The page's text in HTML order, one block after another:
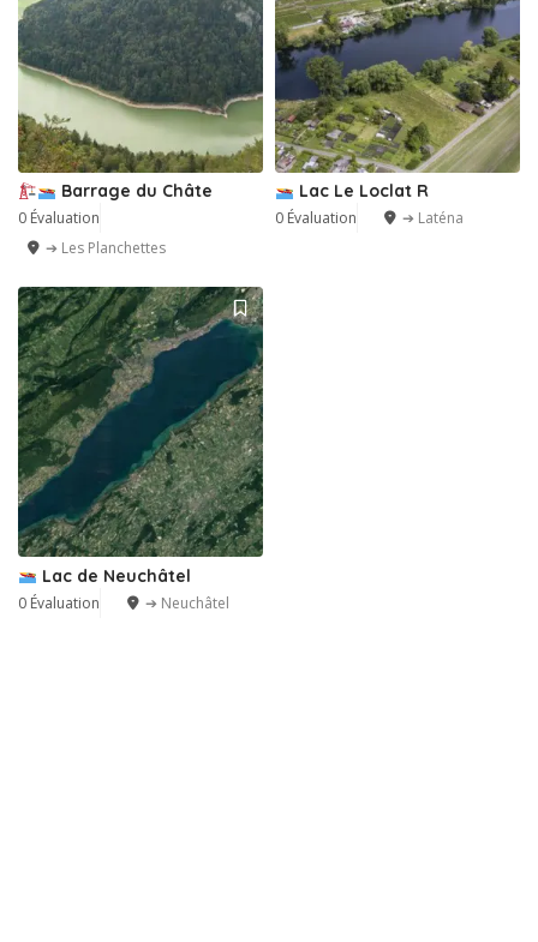
Barrage du Châte
0 Évaluation
➔ Les Planchettes
Lac Le Loclat R
0 Évaluation ➔ Laténa
Lac de Neuchâtel
0 Évaluation ➔ Neuchâtel